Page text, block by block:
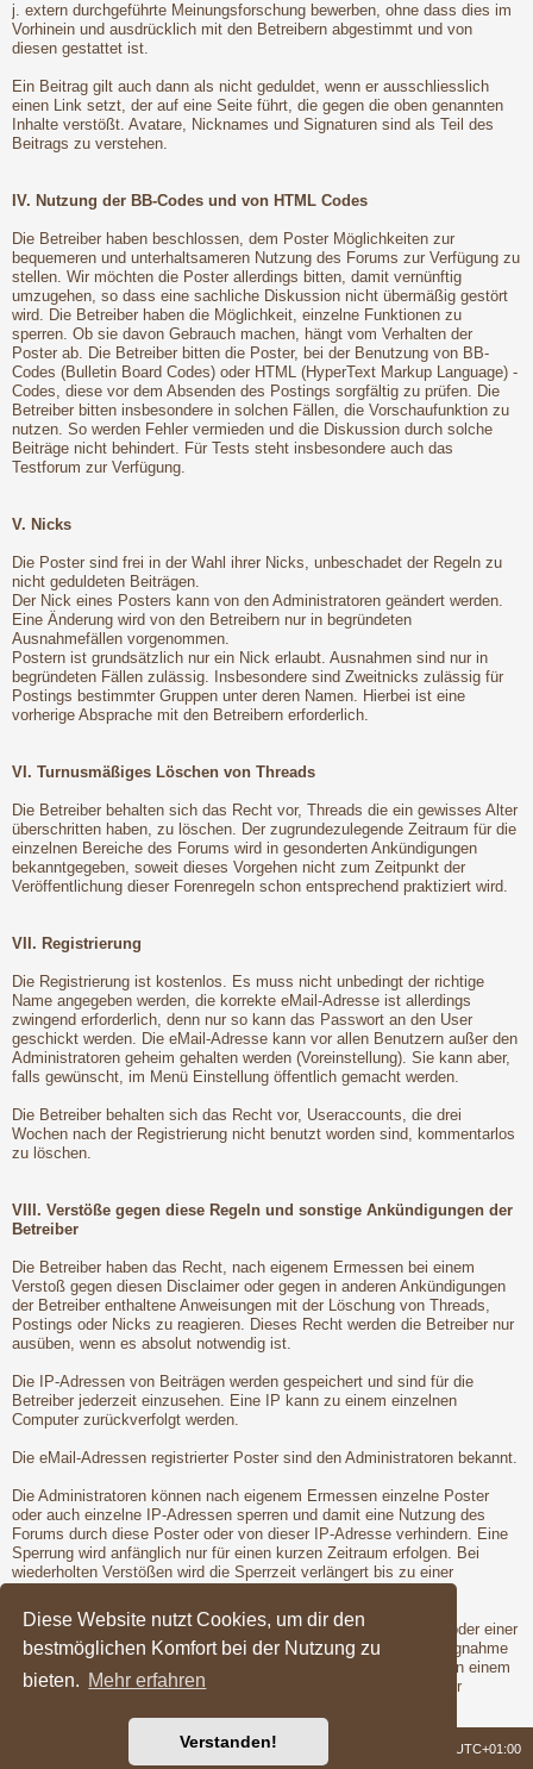
Diese Website nutzt Cookies, um dir den
bestmöglichen Komfort bei der Nutzung zu
bieten. Mehr erfahren
Verstanden!
j. extern durchgeführte Meinungsforschung bewerben, ohne dass dies im
Vorhinein und ausdrücklich mit den Betreibern abgestimmt und von
diesen gestattet ist.
Ein Beitrag gilt auch dann als nicht geduldet, wenn er ausschliesslich
einen Link setzt, der auf eine Seite führt, die gegen die oben genannten
Inhalte verstößt. Avatare, Nicknames und Signaturen sind als Teil des
Beitrags zu verstehen.
IV. Nutzung der BB-Codes und von HTML Codes
Die Betreiber haben beschlossen, dem Poster Möglichkeiten zur
bequemeren und unterhaltsameren Nutzung des Forums zur Verfügung zu
stellen. Wir möchten die Poster allerdings bitten, damit vernünftig
umzugehen, so dass eine sachliche Diskussion nicht übermäßig gestört
wird. Die Betreiber haben die Möglichkeit, einzelne Funktionen zu
sperren. Ob sie davon Gebrauch machen, hängt vom Verhalten der
Poster ab. Die Betreiber bitten die Poster, bei der Benutzung von BB-
Codes (Bulletin Board Codes) oder HTML (HyperText Markup Language) -
Codes, diese vor dem Absenden des Postings sorgfältig zu prüfen. Die
Betreiber bitten insbesondere in solchen Fällen, die Vorschaufunktion zu
nutzen. So werden Fehler vermieden und die Diskussion durch solche
Beiträge nicht behindert. Für Tests steht insbesondere auch das
Testforum zur Verfügung.
V. Nicks
Die Poster sind frei in der Wahl ihrer Nicks, unbeschadet der Regeln zu
nicht geduldeten Beiträgen.
Der Nick eines Posters kann von den Administratoren geändert werden.
Eine Änderung wird von den Betreibern nur in begründeten
Ausnahmefällen vorgenommen.
Postern ist grundsätzlich nur ein Nick erlaubt. Ausnahmen sind nur in
begründeten Fällen zulässig. Insbesondere sind Zweitnicks zulässig für
Postings bestimmter Gruppen unter deren Namen. Hierbei ist eine
vorherige Absprache mit den Betreibern erforderlich.
VI. Turnusmäßiges Löschen von Threads
Die Betreiber behalten sich das Recht vor, Threads die ein gewisses Alter
überschritten haben, zu löschen. Der zugrundezulegende Zeitraum für die
einzelnen Bereiche des Forums wird in gesonderten Ankündigungen
bekanntgegeben, soweit dieses Vorgehen nicht zum Zeitpunkt der
Veröffentlichung dieser Forenregeln schon entsprechend praktiziert wird.
VII. Registrierung
Die Registrierung ist kostenlos. Es muss nicht unbedingt der richtige
Name angegeben werden, die korrekte eMail-Adresse ist allerdings
zwingend erforderlich, denn nur so kann das Passwort an den User
geschickt werden. Die eMail-Adresse kann vor allen Benutzern außer den
Administratoren geheim gehalten werden (Voreinstellung). Sie kann aber,
falls gewünscht, im Menü Einstellung öffentlich gemacht werden.
Die Betreiber behalten sich das Recht vor, Useraccounts, die drei
Wochen nach der Registrierung nicht benutzt worden sind, kommentarlos
zu löschen.
VIII. Verstöße gegen diese Regeln und sonstige Ankündigungen der
Betreiber
Die Betreiber haben das Recht, nach eigenem Ermessen bei einem
Verstoß gegen diesen Disclaimer oder gegen in anderen Ankündigungen
der Betreiber enthaltene Anweisungen mit der Löschung von Threads,
Postings oder Nicks zu reagieren. Dieses Recht werden die Betreiber nur
ausüben, wenn es absolut notwendig ist.
Die IP-Adressen von Beiträgen werden gespeichert und sind für die
Betreiber jederzeit einzusehen. Eine IP kann zu einem einzelnen
Computer zurückverfolgt werden.
Die eMail-Adressen registrierter Poster sind den Administratoren bekannt.
Die Administratoren können nach eigenem Ermessen einzelne Poster
oder auch einzelne IP-Adressen sperren und damit eine Nutzung des
Forums durch diese Poster oder von dieser IP-Adresse verhindern. Eine
Sperrung wird anfänglich nur für einen kurzen Zeitraum erfolgen. Bei
wiederholten Verstößen wird die Sperrzeit verlängert bis zu einer
Vor der Löschung eines Nicks oder der Sperrung eines Posters oder einer
IP-Adresse wird dem betroffenen Poster Gelegenheit zur Stellungnahme
gegeben. Dies ist jedoch nur dann möglich, wenn der Verstoß von einem
registrierten Poster begangen wird. Erst nach der Gelegenheit zur
UTC+01:00